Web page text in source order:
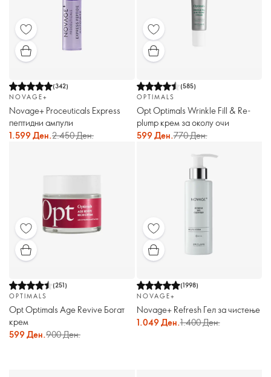
(342)
NOVAGE+
Novage+ Proceuticals Express
пептидни ампули
1.599 Ден.2.450 Ден.
(585)
OPTIMALS
Opt Optimals Wrinkle Fill & Re-
plump крем за околу очи
599 Ден.770 Ден.
(251)
OPTIMALS
Opt Optimals Age Revive Богат
крем
599 Ден.900 Ден.
(1998)
NOVAGE+
Novage+ Refresh Гел за чистење
1.049 Ден.1.400 Ден.